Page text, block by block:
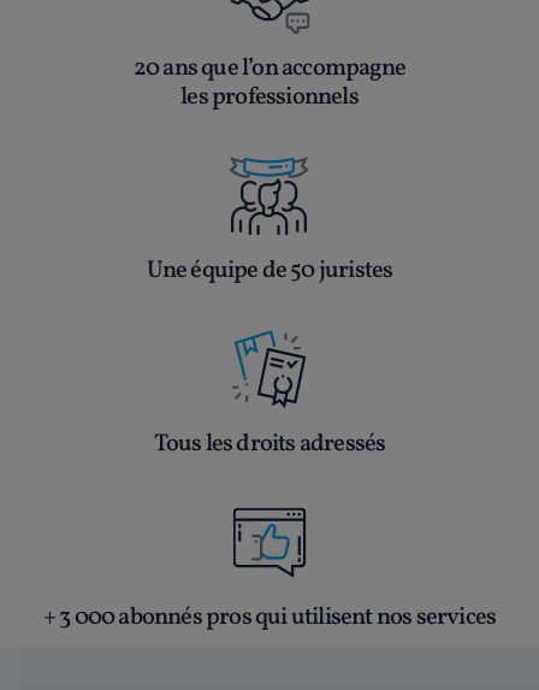
20 ans que l’on accompagne
les professionnels
Une équipe de 50 juristes
Tous les droits adressés
+ 3 000 abonnés pros qui utilisent nos services